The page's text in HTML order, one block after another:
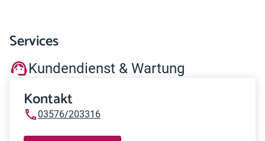
Services
Kundendienst & Wartung
Kontakt
03576/203316